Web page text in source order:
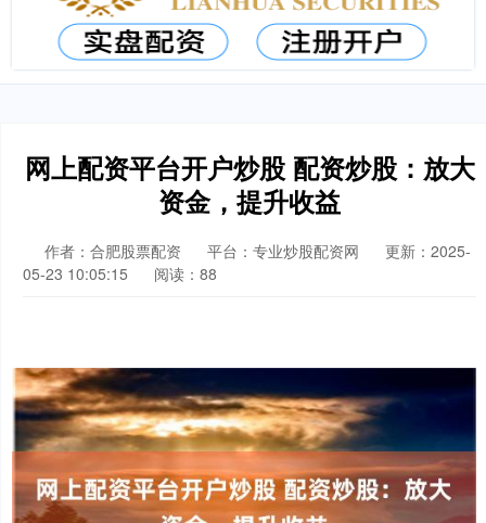
网上配资平台开户炒股 配资炒股：放大
资金，提升收益
作者：合肥股票配资 平台：专业炒股配资网
更新：2025-
05-23 10:05:15
阅读：88